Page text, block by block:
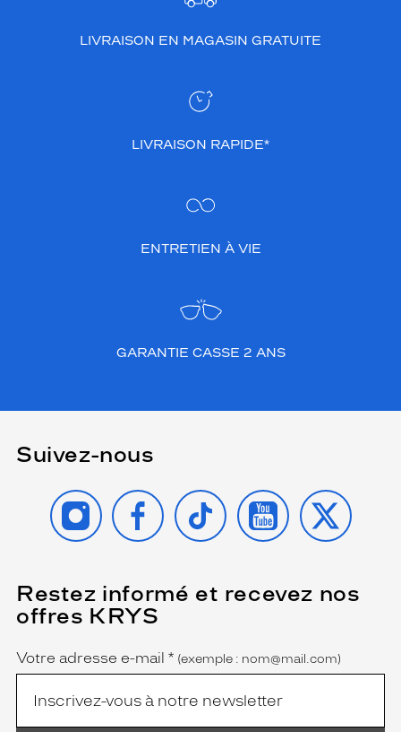
LIVRAISON EN MAGASIN GRATUITE
LIVRAISON RAPIDE*
ENTRETIEN À VIE
GARANTIE CASSE 2 ANS
Suivez-nous
INSTAGRAMFACEBOOK
TIKTOK YOUTUBE
X
Restez informé et recevez nos
offres KRYS
Name
Votre adresse e-mail *
(Ce
champ
est
(exemple : nom@mail.com)